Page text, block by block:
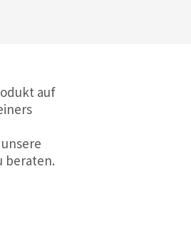
auf
beraten.